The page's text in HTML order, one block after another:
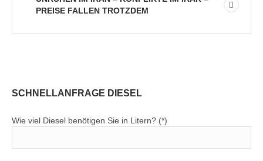
PREISE FALLEN TROTZDEM
SCHNELLANFRAGE DIESEL
Wie viel Diesel benötigen Sie in Litern? (*)